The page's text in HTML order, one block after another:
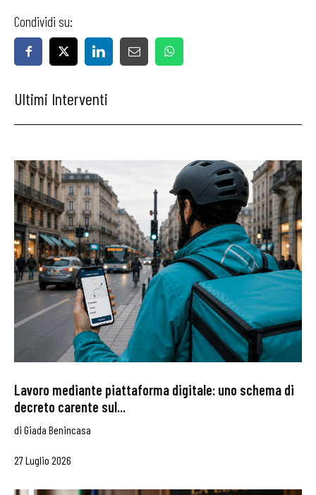
Condividi su:
Ultimi Interventi
Lavoro mediante piattaforma digitale: uno schema di
decreto carente sul...
di Giada Benincasa
27 Luglio 2026